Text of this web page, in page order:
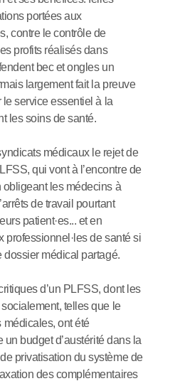
portées aux
contre le contrôle de
profits réalisés dans
bec et ongles un
largement fait la preuve
service essentiel à la
les soins de santé.
médicaux le rejet de
qui vont à l’encontre de
obligeant les médecins à
de travail pourtant
patient·es... et en
professionnel · les de santé si
médical partagé.
d’un PLFSS, dont les
telles que le
ont été
un budget d’austérité dans la
privatisation du système de
des complémentaires